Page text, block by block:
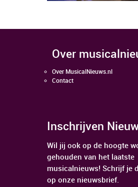
over
Over MusicalNieuws.nl
Contact
Inschrijven
Wil jij ook op de hoogte
gehouden van het laatste
musicalnieuws! Schrijf je
op onze nieuwsbrief.